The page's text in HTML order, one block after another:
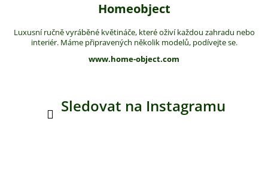
Homeobject
Luxusní ručně vyráběné květináče, které oživí každou zahradu nebo
interiér. Máme připravených několik modelů, podívejte se.
www.home-object.com
Sledovat na Instagramu